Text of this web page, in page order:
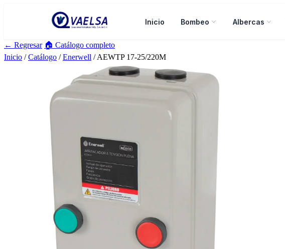
Inicio Bombeo Albercas
← Regresar 🏠 Catálogo completo
Inicio /Catálogo /Enerwell / AEWTP 17-25/220M